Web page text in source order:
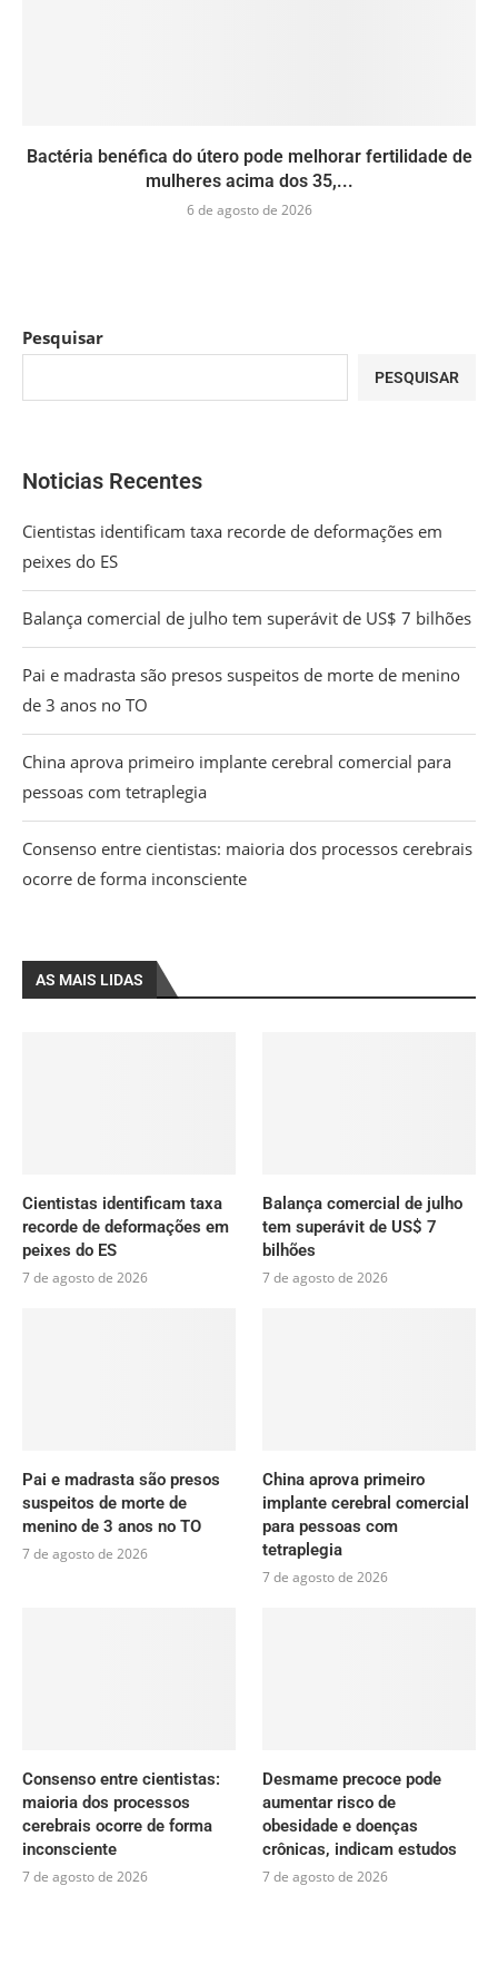
Bactéria benéfica do útero pode melhorar fertilidade de
mulheres acima dos 35,...
6 de agosto de 2026
Pesquisar
PESQUISAR
Noticias Recentes
Cientistas identificam taxa recorde de deformações em
peixes do ES
Balança comercial de julho tem superávit de US$ 7 bilhões
Pai e madrasta são presos suspeitos de morte de menino
de 3 anos no TO
China aprova primeiro implante cerebral comercial para
pessoas com tetraplegia
Consenso entre cientistas: maioria dos processos cerebrais
ocorre de forma inconsciente
AS MAIS LIDAS
Cientistas identificam taxa
recorde de deformações em
peixes do ES
7 de agosto de 2026
Balança comercial de julho
tem superávit de US$ 7
bilhões
7 de agosto de 2026
Pai e madrasta são presos
suspeitos de morte de
menino de 3 anos no TO
7 de agosto de 2026
China aprova primeiro
implante cerebral comercial
para pessoas com
tetraplegia
7 de agosto de 2026
Consenso entre cientistas:
maioria dos processos
cerebrais ocorre de forma
inconsciente
7 de agosto de 2026
Desmame precoce pode
aumentar risco de
obesidade e doenças
crônicas, indicam estudos
7 de agosto de 2026